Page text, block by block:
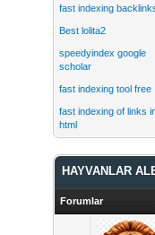
fast indexing
Best lolita2
speedyindex google
scholar
fast indexing tool free
fast indexing of links
html
HAYVANLAR
Forumlar